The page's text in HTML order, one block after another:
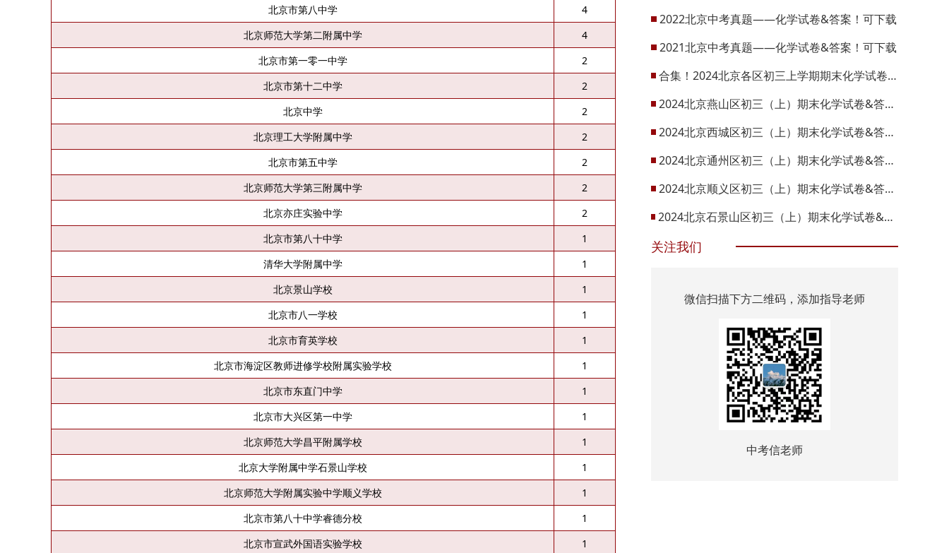
北京市第八中学
4
北京师范大学第二附属中学
4
北京市第一零一中学
2
北京市第十二中学
2
北京中学
2
北京理工大学附属中学
2
北京市第五中学
2
北京师范大学第三附属中学
2
北京亦庄实验中学
2
北京市第八十中学
1
清华大学附属中学
1
北京景山学校
1
北京市八一学校
1
北京市育英学校
1
北京市海淀区教师进修学校附属实验学校
1
北京市东直门中学
1
北京市大兴区第一中学
1
北京师范大学昌平附属学校
1
北京大学附属中学石景山学校
1
北京师范大学附属实验中学顺义学校
1
北京市第八十中学睿德分校
1
北京市宣武外国语实验学校
1
2022北京中考真题——化学试卷&答案！可下载
2021北京中考真题——化学试卷&答案！可下载
合集！2024北京各区初三上学期期末化学试卷及答案！
2024北京燕山区初三（上）期末化学试卷&答案！可下载！
2024北京西城区初三（上）期末化学试卷&答案！可下载！
2024北京通州区初三（上）期末化学试卷&答案！可下载！
2024北京顺义区初三（上）期末化学试卷&答案！可下载！
2024北京石景山区初三（上）期末化学试卷&答案！可下载！
关注我们
微信扫描下方二维码，添加指导老师
中考信老师